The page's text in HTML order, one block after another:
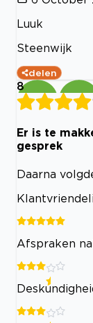
Luuk
Steenwijk
delen
8
Er is te
gesprek
Daarna
Afspraken